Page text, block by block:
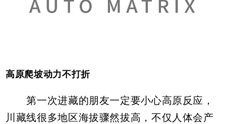
高原爬坡动力不打折
第一次进藏的朋友一定要小心高原反应，
川藏线很多地区海拔骤然拔高，不仅人体会产